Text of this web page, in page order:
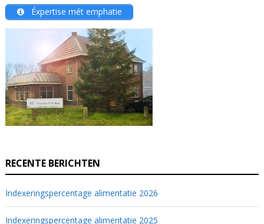
Éxpertise mét emphatie
RECENTE BERICHTEN
Indexeringspercentage alimentatie 2026
Indexeringspercentage alimentatie 2025